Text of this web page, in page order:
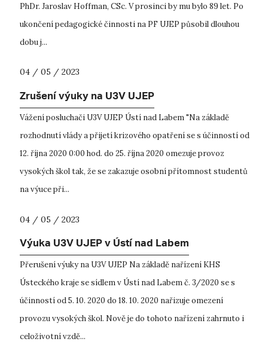
PhDr. Jaroslav Hoffman, CSc. V prosinci by mu bylo 89 let. Po
ukončení pedagogické činnosti na PF UJEP působil dlouhou
dobu j...
04 / 05 / 2023
Zrušení výuky na U3V UJEP
Vážení posluchači U3V UJEP Ústí nad Labem "Na základě
rozhodnutí vlády a přijetí krizového opatření se s účinností od
12. října 2020 0:00 hod. do 25. října 2020 omezuje provoz
vysokých škol tak, že se zakazuje osobní přítomnost studentů
na výuce při...
04 / 05 / 2023
Výuka U3V UJEP v Ústí nad Labem
Přerušení výuky na U3V UJEP Na základě nařízení KHS
Ústeckého kraje se sídlem v Ústí nad Labem č. 3/2020 se s
účinností od 5. 10. 2020 do 18. 10. 2020 nařizuje omezení
provozu vysokých škol. Nově je do tohoto nařízení zahrnuto i
celoživotní vzdě...